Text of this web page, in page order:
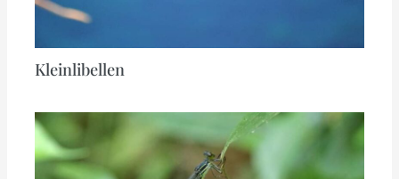
Kleinlibellen